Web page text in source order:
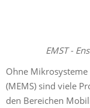
EMST -
Ohne
(MEMS) sind viele
den Bereichen